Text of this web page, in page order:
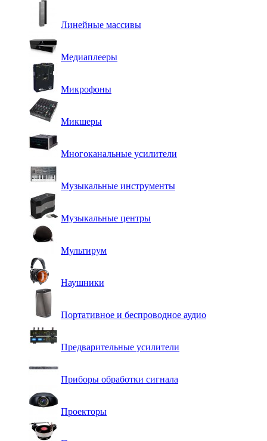
Линейные массивы
Медиаплееры
Микрофоны
Микшеры
Многоканальные усилители
Музыкальные инструменты
Музыкальные центры
Мультирум
Наушники
Портативное и беспроводное аудио
Предварительные усилители
Приборы обработки сигнала
Проекторы